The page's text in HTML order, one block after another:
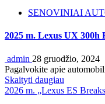
SENOVINIAI
2025 m. Lexus UX 300h
admin 28 gruodžio, 2024
Pagalvokite apie
Skaityti daugiau
2026 m. „Lexus ES